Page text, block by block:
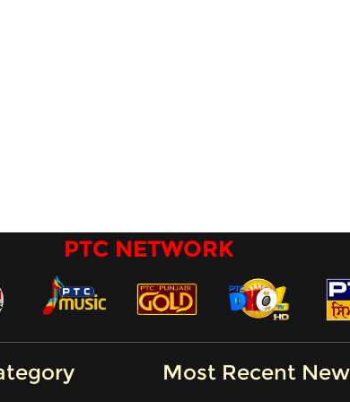
PTC NETWORK
Most Recent